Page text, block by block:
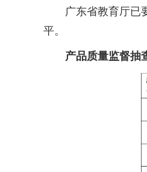
广东省教育厅已要
平。
产品质量监督抽